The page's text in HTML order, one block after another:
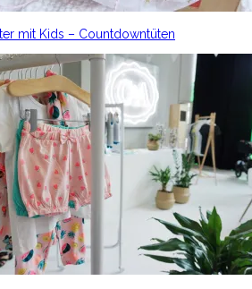
mit Kids – Countdowntüten